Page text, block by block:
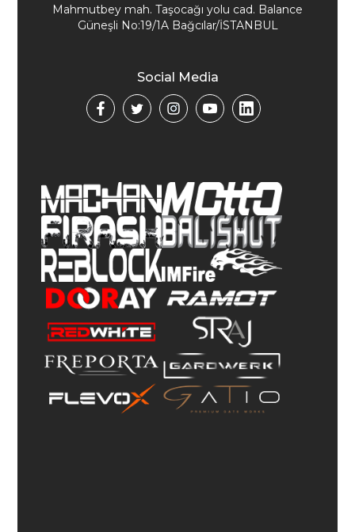
Mahmutbey mah. Taşocağı yolu cad. Balance
Güneşli No:19/1A Bağcılar/İSTANBUL
Social Media